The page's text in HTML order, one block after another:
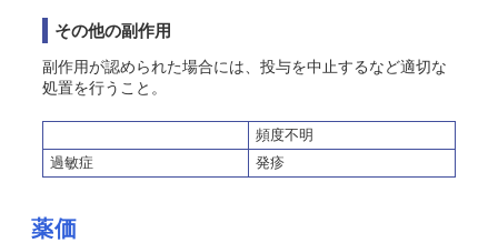
その他の副作用
副作用が認められた場合には、投与を中止するなど適切な
処置を行うこと。
頻度不明
過敏症
発疹
薬価